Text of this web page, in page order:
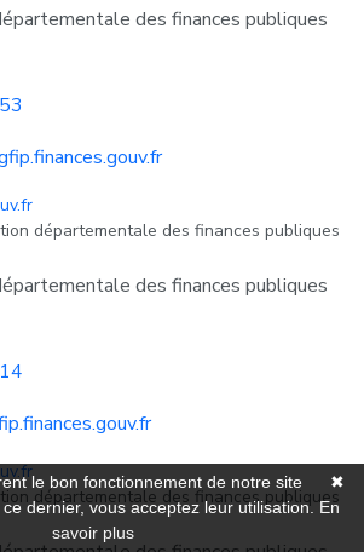
des finances publiques
des finances publiques
✖
le bon fonctionnement de notre site
dernier, vous acceptez leur utilisation.En
savoir plus